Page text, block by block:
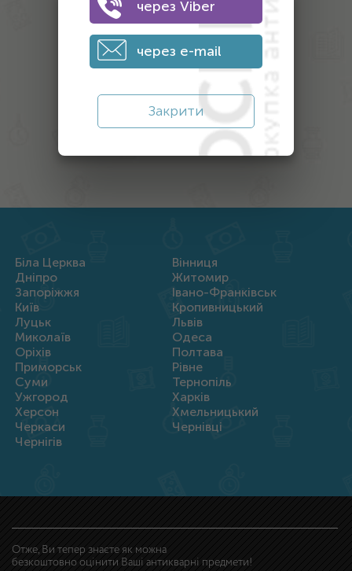
Антикваріат
Монети
Банкноти
Інший антикваріат
Біла Церква
Вінниця
Дніпро
Житомир
Запоріжжя
Івано-Франківськ
Київ
Кропивницький
Луцьк
Львів
Миколаїв
Одеса
Оріхів
Полтава
Приморськ
Рівне
Суми
Тернопіль
Ужгород
Харків
Херсон
Хмельницький
Черкаси
Чернівці
Чернігів
Отже, Ви тепер знаєте як можна
безкоштовно оцінити Ваші антикварні предмети!
через Viber
через e-mail
Закрити